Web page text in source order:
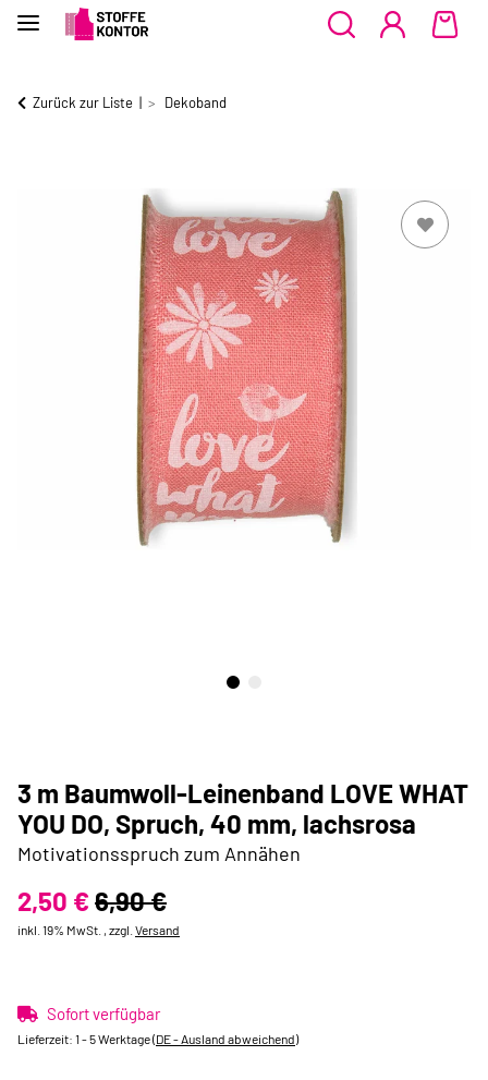
Zurück zur Liste Dekoband
3 m Baumwoll-Leinenband LOVE WHAT
YOU DO, Spruch, 40 mm, lachsrosa
Motivationsspruch zum Annähen
2,50 € 6,90 €
inkl. 19% MwSt. , zzgl. Versand
Sofort verfügbar
Lieferzeit: 1 - 5 Werktage(DE - Ausland abweichend)